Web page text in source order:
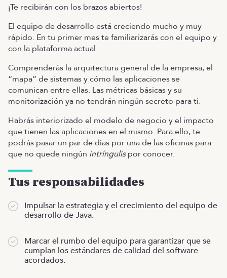
¡Te recibirán con los brazos abiertos!
El equipo de desarrollo está creciendo mucho y muy
rápido. En tu primer mes te familiarizarás con el equipo y
con la plataforma actual.
Comprenderás la arquitectura general de la empresa, el
“mapa” de sistemas y cómo las aplicaciones se
comunican entre ellas. Las métricas básicas y su
monitorización ya no tendrán ningún secreto para ti.
Habrás interiorizado el modelo de negocio y el impacto
que tienen las aplicaciones en el mismo. Para ello, te
podrás pasar un par de días por una de las oficinas para
que no quede ningún intríngulispor conocer.
Tus responsabilidades
Impulsar la estrategia y el crecimiento del equipo de
desarrollo de Java.
Marcar el rumbo del equipo para garantizar que se
cumplan los estándares de calidad del software
acordados.